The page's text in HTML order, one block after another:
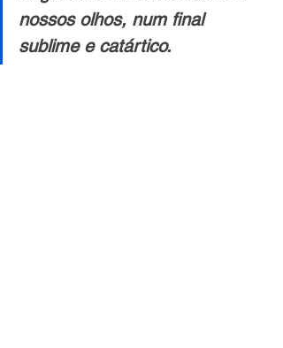
nossos olhos, num final
sublime e catártico.